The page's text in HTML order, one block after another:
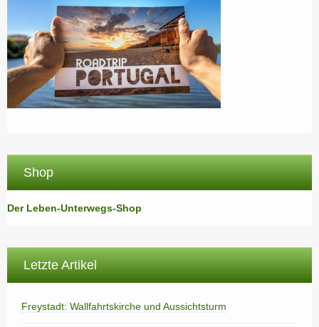
Shop
Der Leben-Unterwegs-Shop
Letzte Artikel
Freystadt: Wallfahrtskirche und Aussichtsturm